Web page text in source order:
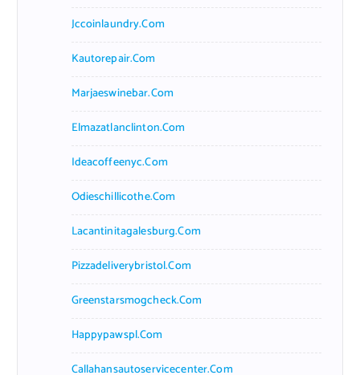
Jccoinlaundry.com
Kautorepair.com
Marjaeswinebar.com
Elmazatlanclinton.com
Ideacoffeenyc.com
Odieschillicothe.com
Lacantinitagalesburg.com
Pizzadeliverybristol.com
Greenstarsmogcheck.com
Happypawspl.com
Callahansautoservicecenter.com